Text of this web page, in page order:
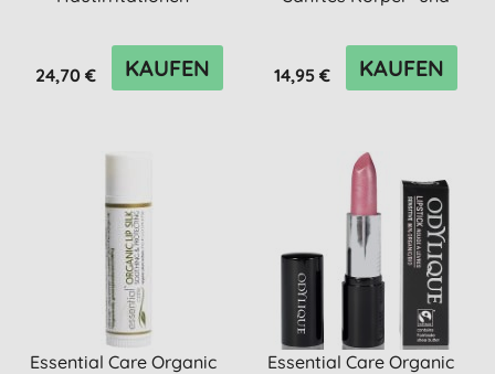
24,70 € KAUFEN 14,95 € KAUFEN
Essential Care Organic
Essential Care Organic